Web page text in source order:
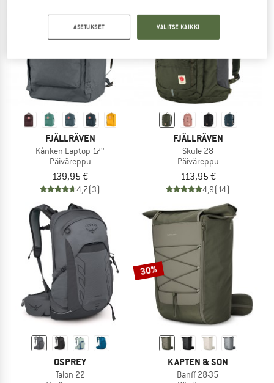
FJÄLLRÄVEN
Kånken Laptop 17''
Päiväreppu
139,95 €
4,7(3)
FJÄLLRÄVEN
Skule 28
Päiväreppu
113,95 €
4,9(14)
OSPREY
Talon 22
30%
KAPTEN & SON
Banff 28-35
ASETUKSET VALITSE KAIKKI